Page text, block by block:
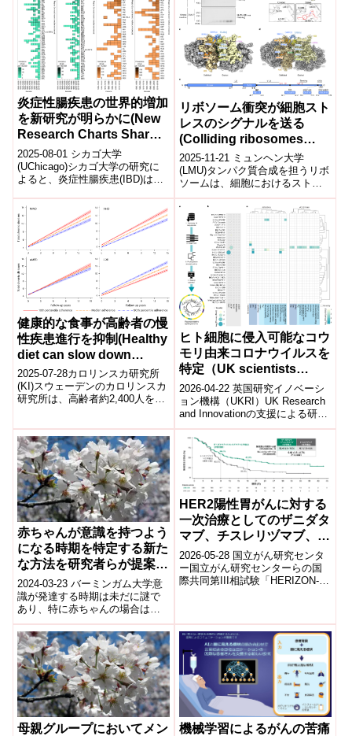
炎症性腸疾患の世界的増加
を新研究が明らかに(New
Research Charts Sharp
Global Rise in
Inflammatory Bowel
Disease)
2025-08-01 シカゴ大学
(UChicago)シカゴ大学の研究に
よると、炎症性腸疾患(IBD)は欧
カ・南米など新興地域でも急増
し...
リボソーム衝突が細胞スト
レスのシグナルを送る
(Colliding ribosomes
signal cellular stress)
2025-11-21 ミュンヘン大学
(LMU)タンパク質合成を担うリボ
ソームは、細胞におけるストレ
スを感知する「監視プラットフ
ォーム」でもある。LMUの研究
チー...
健康的な食事が高齢者の慢
性疾患進行を抑制(Healthy
diet can slow down
chronic diseases in older
people)
2025-07-28カロリンスカ研究所
(KI)スウェーデンのカロリンスカ
研究所は、高齢者約2,400人を15
ヒト細胞に侵入可能なコウ
モリ由来コロナウイルスを
特定（UK scientists
identify bat coronavirus
that can enter human
cells）
2026-04-22 英国研究イノベーシ
ョン機構（UKRI）UK Research
and Innovationの支援による研究
で、ヒト細胞に侵入可能なコウ
モリ...
赤ちゃんが意識を持つよう
になる時期を特定する新た
な方法を研究者らが提案
(Researchers propose a
new way to identify when
babies become
conscious)
2024-03-23 バーミンガム大学意
識が発達する時期は未だに謎で
あり、特に赤ちゃんの場合は、
自分の意識内容を伝える手段が
ないため、その特定が困難で
す。バーミ...
HER2陽性胃がんに対する
一次治療としてのザニダタ
マブ、チスレリヅマブ、化
学療法の併用が生存期間を
有意に延長
2026-05-28 国立がん研究センタ
ー国立がん研究センターらの国
際共同第III相試験「HERIZON-
母親グループにおいてメン
機械学習によるがんの苦痛